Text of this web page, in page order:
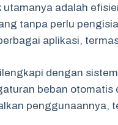
utamanya adalah
tanpa perlu
aplikasi,
dengan
beban
penggunaannya,